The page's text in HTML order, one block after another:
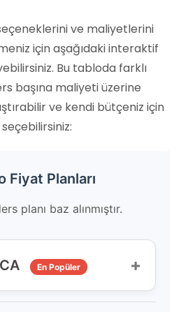
ve maliyetlerini
için aşağıdaki interaktif
Bu tabloda farklı
başına maliyeti üzerine
ve kendi bütçeniz için
Fiyat Planları
planı baz alınmıştır.
En Popüler +